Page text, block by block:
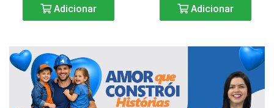
Adicionar Adicionar